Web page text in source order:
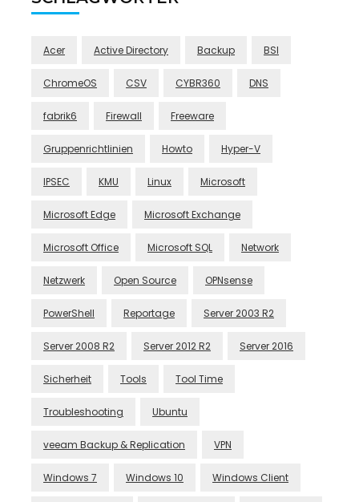
Acer Active Directory Backup BSI
ChromeOS CSV CYBR360 DNS
fabrik6 Firewall Freeware
Gruppenrichtlinien Howto Hyper-V
IPSEC KMU Linux Microsoft
Microsoft Edge Microsoft Exchange
Microsoft Office Microsoft SQL Network
Netzwerk Open Source OPNsense
PowerShell Reportage Server 2003 R2
Server 2008 R2 Server 2012 R2 Server 2016
Sicherheit Tools Tool Time
Troubleshooting Ubuntu
veeam Backup & Replication VPN
Windows 7 Windows 10 Windows Client